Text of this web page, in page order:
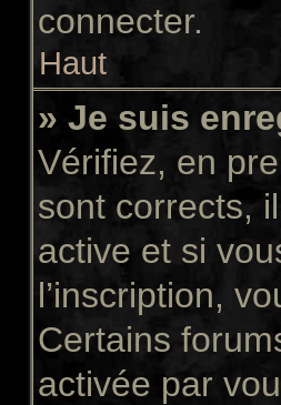
connecter.
Haut
» Je suis
Vérifiez, en
sont corrects,
active et si
l’inscription,
Certains
activée par